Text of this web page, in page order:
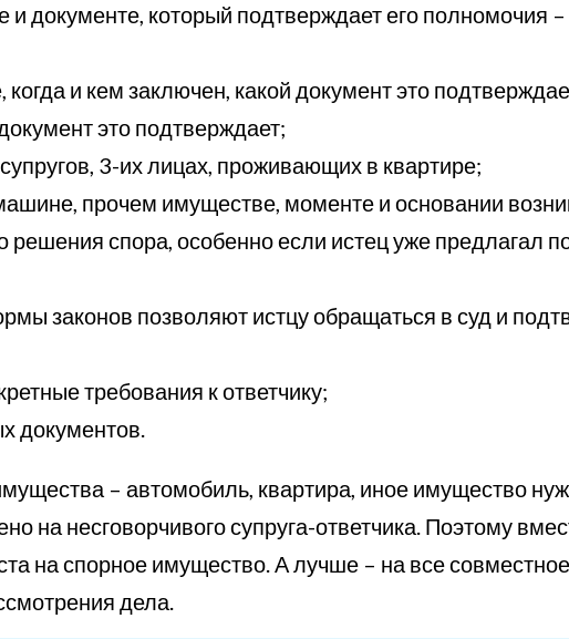
и документе, который подтверждает его полномочия
и кем заключен, какой документ это
это подтверждает;
3-их лицах, проживающих в квартире;
прочем имуществе, моменте и основании
решения спора, особенно если истец уже предлагал
законов позволяют истцу обращаться в суд и
требования к ответчику;
документов.
– автомобиль, квартира, иное имущество
на несговорчивого супруга-ответчика. Поэтому
на спорное имущество. А лучше – на все
дела.